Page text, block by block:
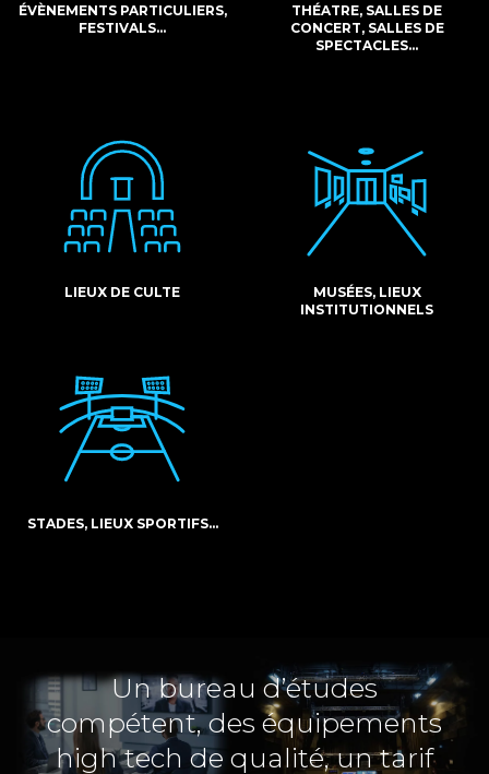
ÉVÈNEMENTS PARTICULIERS,
FESTIVALS…
THÉATRE, SALLES DE
CONCERT, SALLES DE
SPECTACLES…
LIEUX DE CULTE
MUSÉES, LIEUX
INSTITUTIONNELS
STADES, LIEUX SPORTIFS…
Un bureau d’études
compétent, des équipements
high tech de qualité, un tarif